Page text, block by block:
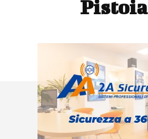
Pistoia